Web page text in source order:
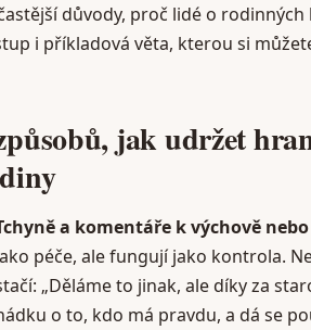
důvody, proč lidé o
i příkladová věta, kterou si
jak udržet
a komentáře k výchově
péče, ale fungují jako kontrola.
„Děláme to jinak, ale díky za
o to, kdo má pravdu, a dá se